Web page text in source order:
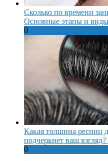
Сколько по времени
Основные этапы и
0
Какая толщина ресниц
подчеркнет ваш
0